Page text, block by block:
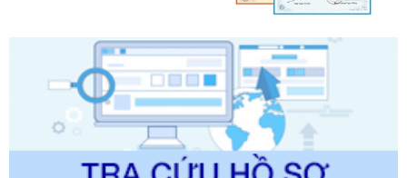
trình điện tử giải quyết thủ tục hành chính trong lĩnh vực Du
thao và Du lịch
Ngày ban hành: 01/06/2026
Số kí hiệu:2310/QĐ-UBND
Tên: Về việc công bố Danh mục thủ tục hành chính sửa
đổi, bổ sung và phê duyệt Quy trình nội bộ, quy trình điện tử
trong giải quyết thủtục hành chính lĩnh vực biến đổi khí hậu
thuộc phạm vi giải quyết của Sở Nông nghiệp và Môi